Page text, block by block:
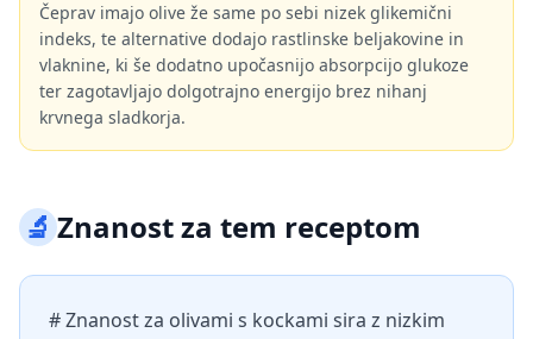
Čeprav imajo olive že same po sebi nizek glikemični
indeks, te alternative dodajo rastlinske beljakovine in
vlaknine, ki še dodatno upočasnijo absorpcijo glukoze
ter zagotavljajo dolgotrajno energijo brez nihanj
krvnega sladkorja.
🔬Znanost za tem receptom
# Znanost za olivami s kockami sira z nizkim